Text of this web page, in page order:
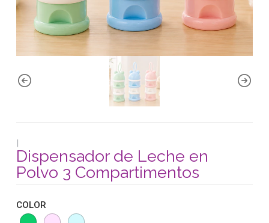
|
Dispensador de Leche en
Polvo 3 Compartimentos
COLOR